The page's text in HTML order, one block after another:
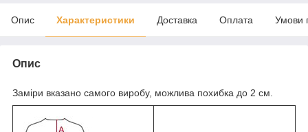
Опис Характеристики Доставка Оплата Умови
Опис
Заміри вказано самого виробу, можлива похибка до 2 см.